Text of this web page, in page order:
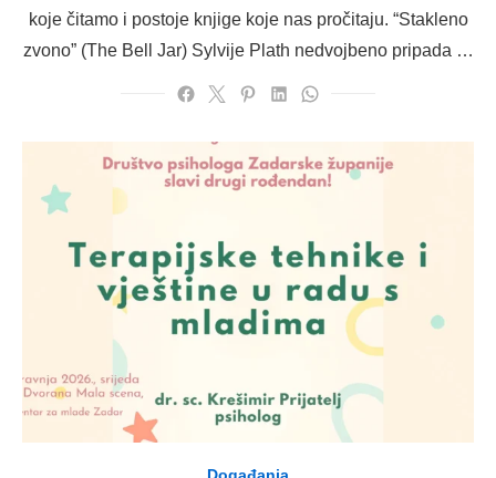
koje čitamo i postoje knjige koje nas pročitaju. “Stakleno
zvono” (The Bell Jar) Sylvije Plath nedvojbeno pripada …